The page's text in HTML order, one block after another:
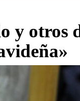
y otros